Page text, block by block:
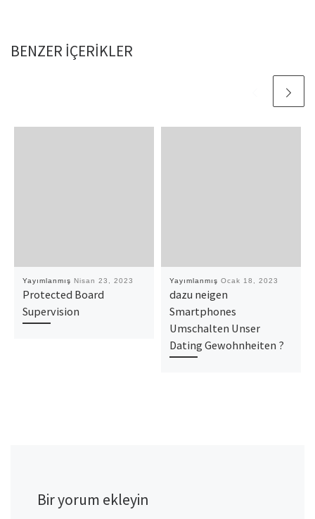
BENZER IÇERIKLER
Yayımlanmış Nisan 23, 2023
Protected Board
Supervision
Yayımlanmış Ocak 18, 2023
dazu neigen
Smartphones
Umschalten Unser
Dating Gewohnheiten ?
Bir yorum ekleyin